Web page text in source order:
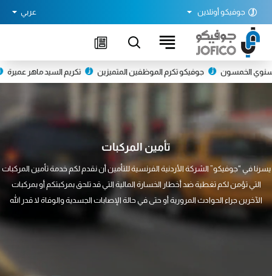
JOFICO
جوفيكو
جوفيكو أونلاين عربي
الخمسون جوفيكو تكرم الموظفين المتميزين تكريم السيد ماهر عميرة
تأمين المركبات
يسرنا في “جوفيكو” الشركة الأردنية الفرنسية للتأمين أن نقدم لكم خدمة تأمين المركبات
التي تؤمن لكم تغطية ضد أخطار الخسارة المالية التي قد تلحق بمركبتكم أو بمركبات
الآخرين جراء الحوادث المرورية أو حتى في حالة الإصابات الجسدية والوفاة لا قدر الله